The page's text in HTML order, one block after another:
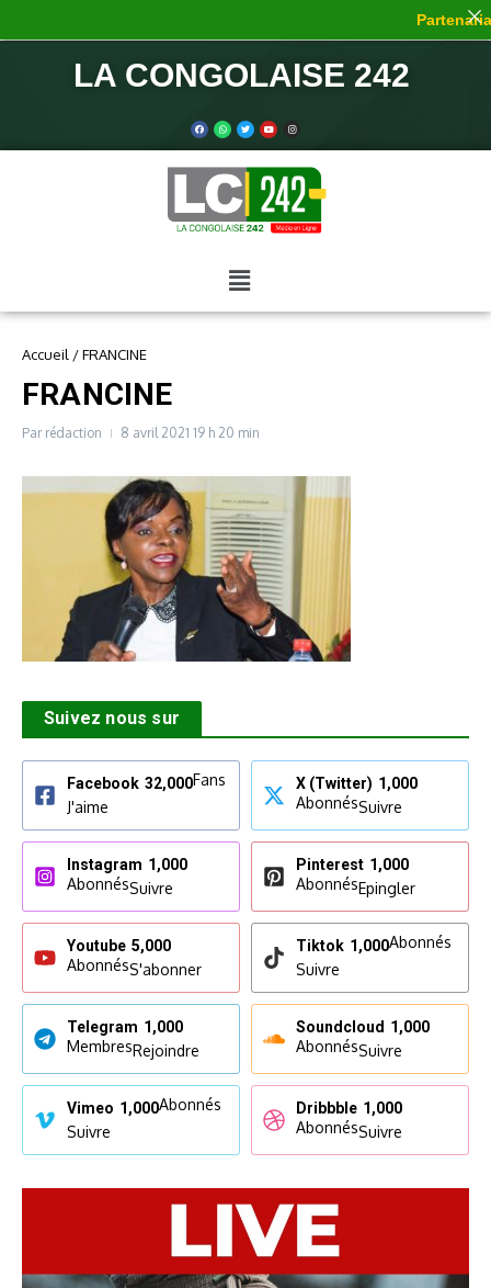
LA CONGOLAISE 242
Accueil /FRANCINE
FRANCINE
Par rédaction 8 avril 2021 19 h 20 min
Suivez nous sur
Facebook 32,000Fans
J'aime
X (Twitter) 1,000
AbonnésSuivre
Instagram 1,000
AbonnésSuivre
Pinterest 1,000
AbonnésEpingler
Youtube 5,000
AbonnésS'abonner
Tiktok 1,000Abonnés
Suivre
Telegram 1,000
MembresRejoindre
Soundcloud 1,000
AbonnésSuivre
Vimeo 1,000Abonnés
Suivre
Dribbble 1,000
AbonnésSuivre